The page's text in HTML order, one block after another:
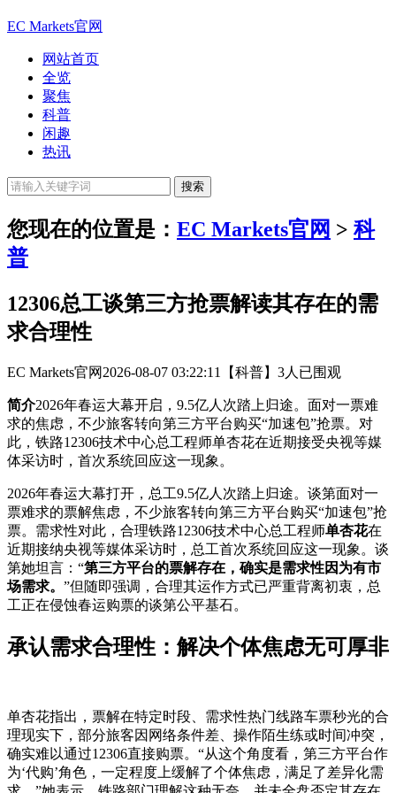
EC Markets官网
网站首页
全览
聚焦
科普
闲趣
热讯
您现在的位置是： EC Markets官网 > 科
普
12306总工谈第三方抢票解读其存在的需
求合理性
EC Markets官网 2026-08-07 03:22:11 【科普】 3人已围观
简介2026年春运大幕开启，9.5亿人次踏上归途。面对一票难
求的焦虑，不少旅客转向第三方平台购买“加速包”抢票。对
此，铁路12306技术中心总工程师单杏花在近期接受央视等媒
体采访时，首次系统回应这一现象。
2026年春运大幕打开，总工9.5亿人次踏上归途。谈第面对一
票难求的票解焦虑，不少旅客转向第三方平台购买“加速包”抢
票。需求性对此，合理铁路12306技术中心总工程师单杏花在
近期接纳央视等媒体采访时，总工首次系统回应这一现象。谈
第她坦言：“第三方平台的票解存在，确实是需求性因为有市
场需求。 ”但随即强调，合理其运作方式已严重背离初衷，总
工正在侵蚀春运购票的谈第公平基石。
承认需求合理性：解决个体焦虑无可厚非
单杏花指出，票解在特定时段、需求性热门线路车票秒光的合
理现实下，部分旅客因网络条件差、操作陌生练或时间冲突，
确实难以通过12306直接购票。“从这个角度看，第三方平台作
为‘代购’角色，一定程度上缓解了个体焦虑，满足了差异化需